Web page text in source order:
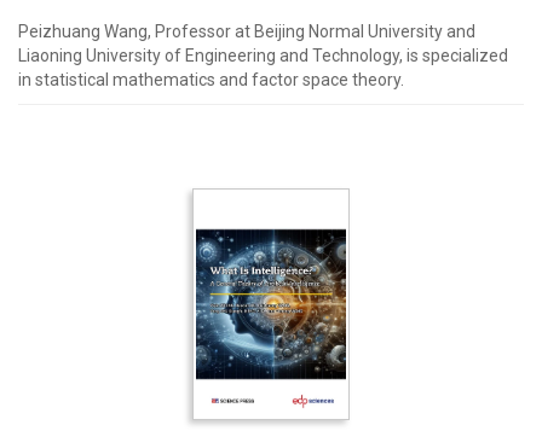
Peizhuang Wang, Professor at Beijing Normal University and
Liaoning University of Engineering and Technology, is specialized
in statistical mathematics and factor space theory.